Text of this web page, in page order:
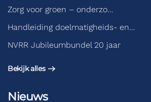
Zorg voor groen – onderzo…
Handleiding doelmatigheids- en…
NVRR Jubileumbundel 20 jaar
Bekijk alles
Nieuws